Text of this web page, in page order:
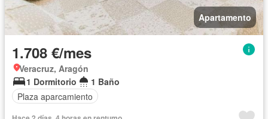
Apartamento
1.708 €/mes
Veracruz, Aragón
1 Dormitorio
1 Baño
Plaza aparcamiento